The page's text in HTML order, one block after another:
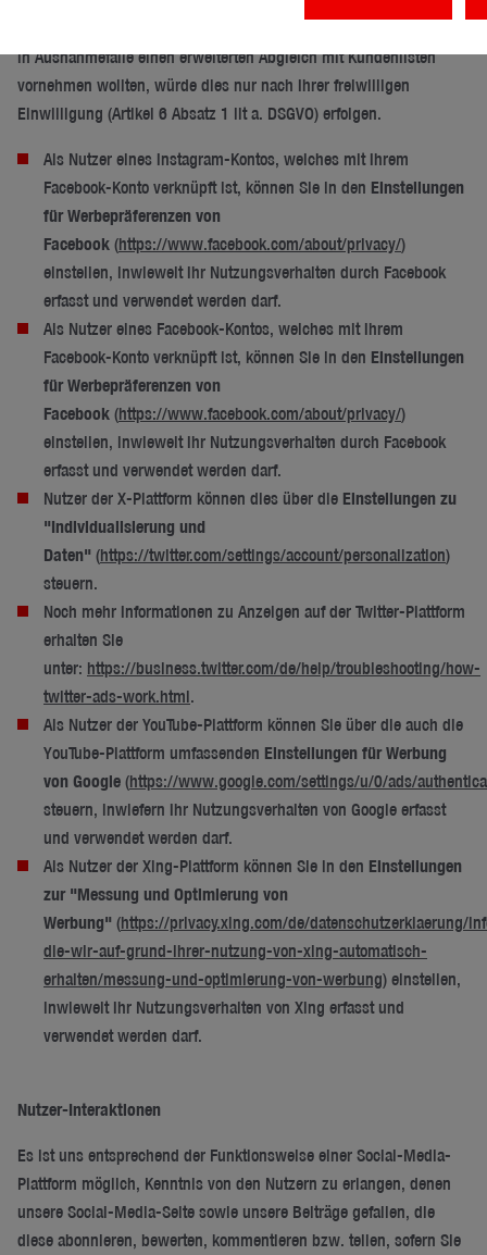
in Ausnahmefälle einen erweiterten Abgleich mit Kundenlisten
vornehmen wollten, würde dies nur nach Ihrer freiwilligen
Einwilligung (Artikel 6 Absatz 1 lit a. DSGVO) erfolgen.
Als Nutzer eines Instagram-Kontos, welches mit Ihrem
Facebook-Konto verknüpft ist, können Sie in den Einstellungen
für Werbepräferenzen von
Facebook (https://www.facebook.com/about/privacy/)
einstellen, inwieweit Ihr Nutzungsverhalten durch Facebook
erfasst und verwendet werden darf.
Als Nutzer eines Facebook-Kontos, welches mit Ihrem
Facebook-Konto verknüpft ist, können Sie in den Einstellungen
für Werbepräferenzen von
Facebook (https://www.facebook.com/about/privacy/)
einstellen, inwieweit Ihr Nutzungsverhalten durch Facebook
erfasst und verwendet werden darf.
Nutzer der X-Plattform können dies über die Einstellungen zu
"Individualisierung und
Daten" (https://twitter.com/settings/account/personalization)
steuern.
Noch mehr Informationen zu Anzeigen auf der Twitter-Plattform
erhalten Sie
unter: https://business.twitter.com/de/help/troubleshooting/how-
twitter-ads-work.html.
Als Nutzer der YouTube-Plattform können Sie über die auch die
YouTube-Plattform umfassenden Einstellungen für Werbung
von Google (https://www.google.com/settings/u/0/ads/
steuern, inwiefern Ihr Nutzungsverhalten von Google erfasst
und verwendet werden darf.
Als Nutzer der Xing-Plattform können Sie in den Einstellungen
zur "Messung und Optimierung von
Werbung" (https://privacy.xing.com/de/datenschutzerklaerung/
die-wir-auf-grund-ihrer-nutzung-von-xing-automatisch-
erhalten/messung-und-optimierung-von-werbung) einstellen,
inwieweit Ihr Nutzungsverhalten von Xing erfasst und
verwendet werden darf.
Nutzer-Interaktionen
Es ist uns entsprechend der Funktionsweise einer Social-Media-
Plattform möglich, Kenntnis von den Nutzern zu erlangen, denen
unsere Social-Media-Seite sowie unsere Beiträge gefallen, die
diese abonnieren, bewerten, kommentieren bzw. teilen, sofern Sie